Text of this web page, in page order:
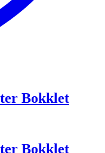
Bokklet
Bokklet